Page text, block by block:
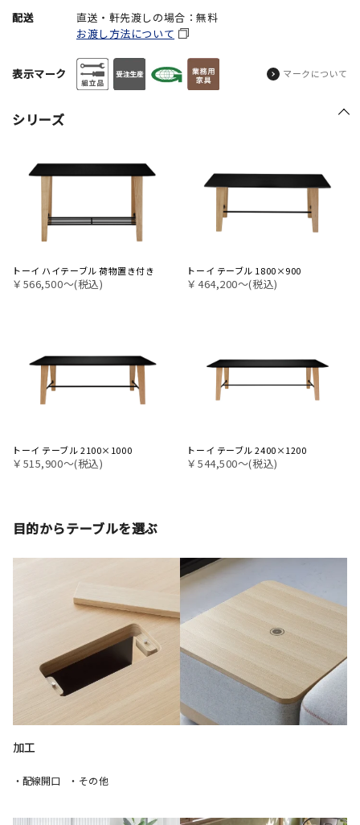
配送
直送・軒先渡しの場合：無料
お渡し方法について
表示マーク マークについて
シリーズ
トーイ ハイテーブル 荷物置き付き
￥566,500〜(税込)
トーイ テーブル 1800×900
￥464,200〜(税込)
トーイ テーブル 2100×1000
￥515,900〜(税込)
トーイ テーブル 2400×1200
￥544,500〜(税込)
目的からテーブルを選ぶ
加工
・配線開口 ・その他